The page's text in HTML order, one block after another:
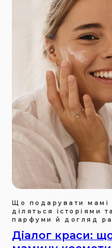
Що подарувати мамі
діляться історіями
парфуми й догляд
Діалог краси: